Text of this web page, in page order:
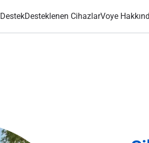
DestekDesteklenen CihazlarVoye